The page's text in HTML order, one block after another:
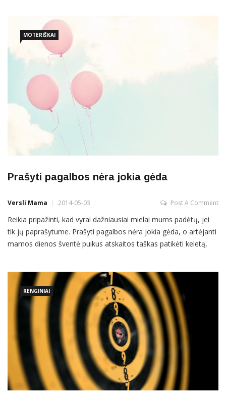
šiandien ėmiau taikyti praktiškai. Taigi pirmiausiai apie
MOTERIŠKAI
Prašyti pagalbos nėra jokia gėda
Versli Mama 2014-05-03 Post A Comment
Reikia pripažinti, kad vyrai dažniausiai mielai mums padėtų, jei
tik jų paprašytume. Prašyti pagalbos nėra jokia gėda, o artėjanti
mamos dienos šventė puikus atskaitos taškas patikėti keletą,
savirealizacijos kryptimi, kuri mums yra tokia svarbi. Patikinam,
nei
RENGINIAI